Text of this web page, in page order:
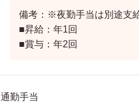
備考：※夜勤手当は別途支
■昇給：年1回
■賞与：年2回
通勤手当